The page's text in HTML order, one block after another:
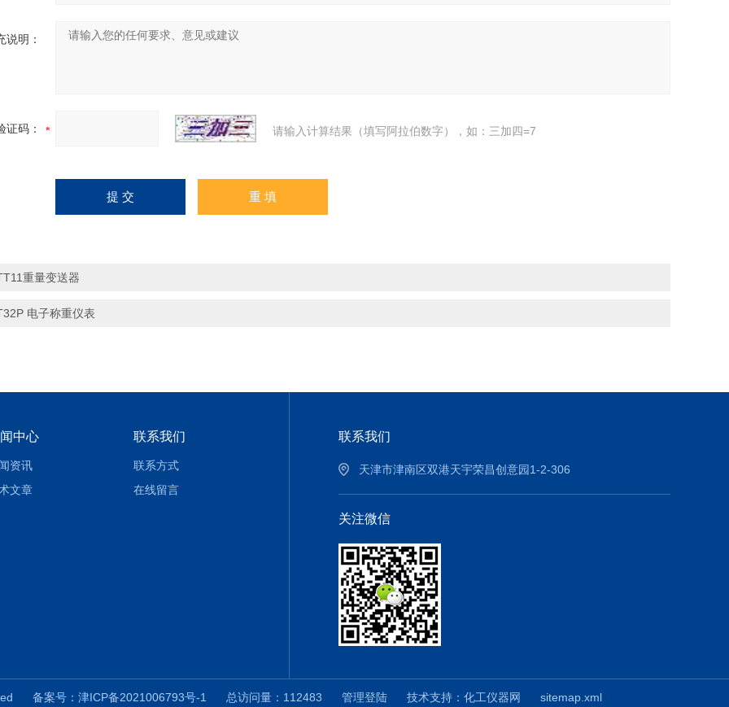
说明：
证码： 请输入计算结果（填写阿拉伯数字），如：三加四=7
重量变送器
电子称重仪表
中心
资讯
文章
联系我们
联系方式
在线留言
联系我们
天津市津南区双港天宇荣昌创意园1-2-306
关注微信
备案号：津ICP备2021006793号-1 总访问量：112483 管理登陆 技术支持： 化工仪器网 sitemap.xml